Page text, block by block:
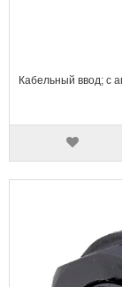
Кабельный ввод; с